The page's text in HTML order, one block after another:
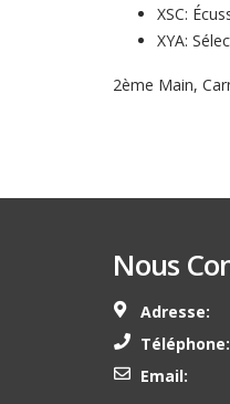
XSC:
XYA:
2ème Main,
Nous
Adresse:
Téléphone:
Email: